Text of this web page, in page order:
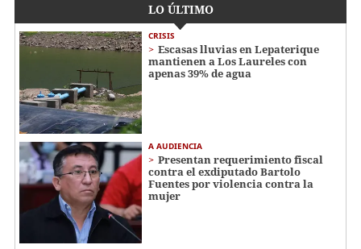
LO ÚLTIMO
CRISIS
Escasas lluvias en Lepaterique
mantienen a Los Laureles con
apenas 39% de agua
A AUDIENCIA
Presentan requerimiento fiscal
contra el exdiputado Bartolo
Fuentes por violencia contra la
mujer